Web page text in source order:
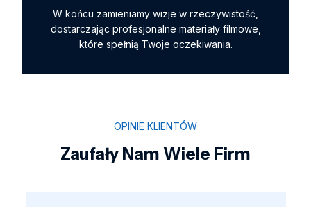
W końcu zamieniamy wizje w rzeczywistość,
dostarczając profesjonalne materiały filmowe,
które spełnią Twoje oczekiwania.
OPINIE KLIENTÓW
Zaufały Nam Wiele Firm